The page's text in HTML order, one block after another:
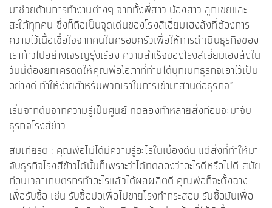
มาช่วยด้านการทำงานต่างๆ จากทั้งพี่สาว น้องสาว ลูกเขยและ
สะใภ้ทุกคน ซึ่งก็ถือเป็นจุดเด่นของโรงสีเอี่ยมเฮงล้งที่ต้องการ
ความไว้เนื้อเชื่อใจจากคนในครอบครัวเพื่อให้การดำเนินธุรกิจของ
เราก้าวไปอย่างเจริญรุ่งเรือง ความสำเร็จของโรงสีเอี่ยมเฮงล้งใน
วันนี้ต้องยกเครดิตให้คุณพ่อโอภาที่ท่านได้บุกเบิกธุรกิจเอาไว้เป็น
อย่างดี ทำให้ง่ายสำหรับพวกเราในการเข้ามาสานต่อธุรกิจ”
เริ่มจากต้นจากความรู้เป็นศูนย์ ทดลองทำหลายสิ่งก่อนจะมาจับ
ธุรกิจโรงสีข้าว
สมเกียรติ : คุณพ่อไม่ได้มีความรู้อะไรในเบื้องต้น แต่สิ่งที่ทำให้มา
จับธุรกิจโรงสีข้าวได้นั้นก็เพราะว่าได้ทดลองว่าอะไรดีหรือไม่ดี สมัย
ก่อนเวลาเกษตรกรทำอะไรแล้วได้ผลผลิตดี คุณพ่อก็จะตั้งฉาง
เพื่อรับซื้อ เช่น รับซื้อปอเพื่อไปขายโรงทำกระสอบ รับซื้อมันเพื่อ